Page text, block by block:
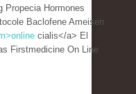
Propecia Hormones
Baclofene Ameisen
cialis</a> El
Firstmedicine On Line